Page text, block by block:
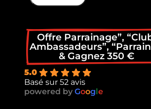
Offre Parrainage”,
Ambassadeurs”,
& Gagnez 350 €
5.0
Basé sur 52 avis
powered by Google